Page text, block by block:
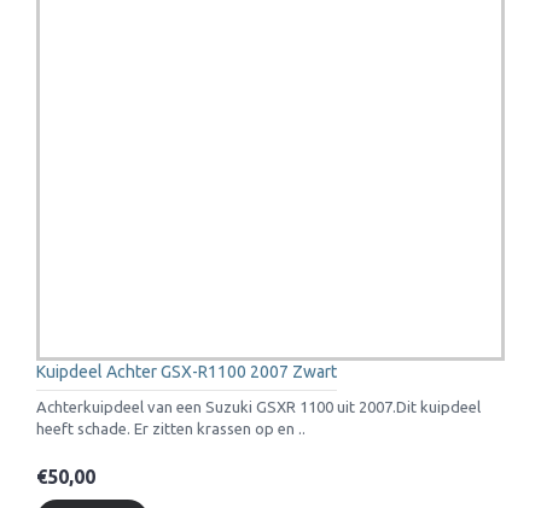
Kuipdeel Achter GSX-R1100 2007 Zwart
Achterkuipdeel van een Suzuki GSXR 1100 uit 2007.Dit kuipdeel
heeft schade. Er zitten krassen op en ..
€50,00